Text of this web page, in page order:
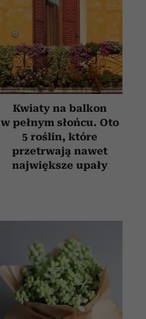
Kwiaty na balkon
w pełnym słońcu. Oto
5 roślin, które
przetrwają nawet
największe upały